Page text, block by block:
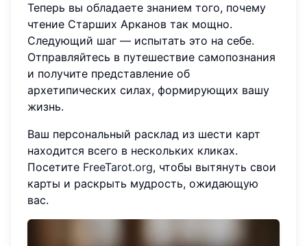
Теперь вы обладаете знанием того, почему
чтение Старших Арканов так мощно.
Следующий шаг — испытать это на себе.
Отправляйтесь в путешествие самопознания
и получите представление об
архетипических силах, формирующих вашу
жизнь.
Ваш персональный расклад из шести карт
находится всего в нескольких кликах.
Посетите FreeTarot.org, чтобы вытянуть свои
карты и раскрыть мудрость, ожидающую
вас.